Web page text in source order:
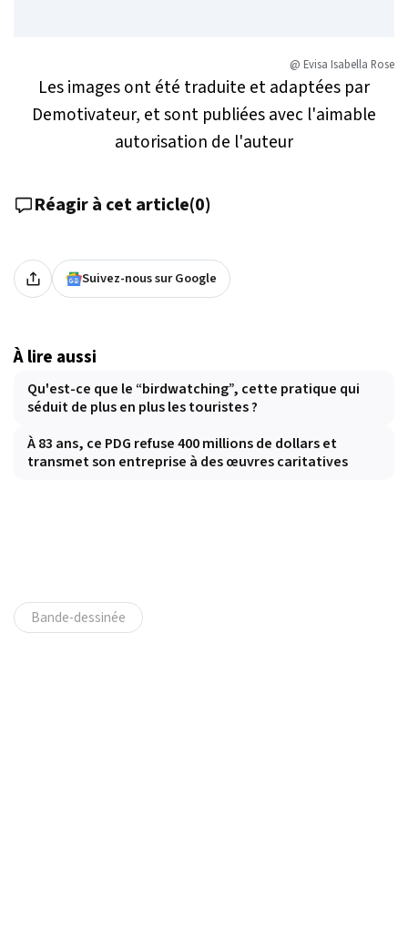
@ Evisa Isabella Rose
Les images ont été traduite et adaptées par
Demotivateur, et sont publiées avec l'aimable
autorisation de l'auteur
Réagir à cet article(0)
Suivez-nous sur Google
À lire aussi
Qu'est-ce que le “birdwatching”, cette pratique qui
séduit de plus en plus les touristes ?
À 83 ans, ce PDG refuse 400 millions de dollars et
transmet son entreprise à des œuvres caritatives
Bande-dessinée